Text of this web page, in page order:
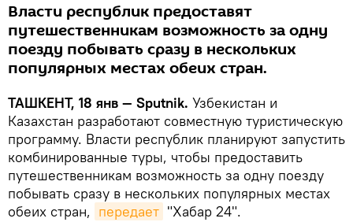
Власти республик предоставят
путешественникам возможность за одну
поезду побывать сразу в нескольких
популярных местах обеих стран.
ТАШКЕНТ, 18 янв — Sputnik. Узбекистан и
Казахстан разработают совместную туристическую
программу. Власти республик планируют запустить
комбинированные туры, чтобы предоставить
путешественникам возможность за одну поезду
побывать сразу в нескольких популярных местах
обеих стран, передает "Хабар 24".